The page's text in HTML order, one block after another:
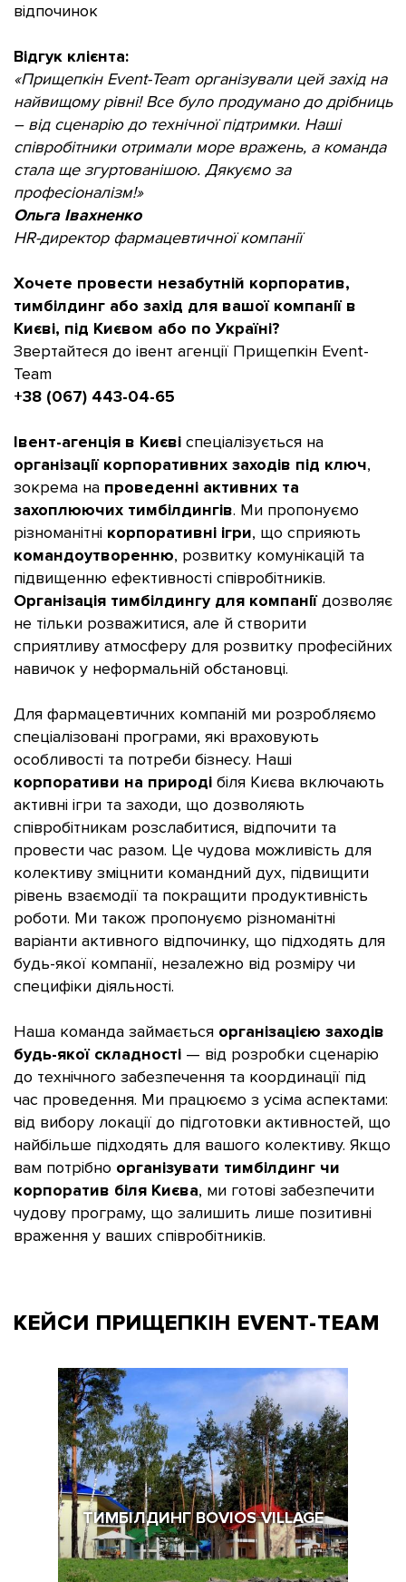
відпочинок
Відгук клієнта:
«Прищепкін Event-Team організували цей захід на
найвищому рівні! Все було продумано до дрібниць
– від сценарію до технічної підтримки. Наші
співробітники отримали море вражень, а команда
стала ще згуртованішою. Дякуємо за
професіоналізм!»
Ольга Івахненко
HR-директор фармацевтичної компанії
Хочете провести незабутній корпоратив,
тимбілдинг або захід для вашої компанії в
Києві, під Києвом або по Україні?
Звертайтеся до івент агенції Прищепкін Event-
Team
+38 (067) 443-04-65
Івент-агенція в Києві спеціалізується на
організації корпоративних заходів під ключ,
зокрема на проведенні активних та
захоплюючих тимбілдингів. Ми пропонуємо
різноманітні корпоративні ігри, що сприяють
командоутворенню, розвитку комунікацій та
підвищенню ефективності співробітників.
Організація тимбілдингу для компаніїдозволяє
не тільки розважитися, але й створити
сприятливу атмосферу для розвитку професійних
навичок у неформальній обстановці.
Для фармацевтичних компаній ми розробляємо
спеціалізовані програми, які враховують
особливості та потреби бізнесу. Наші
корпоративи на природі біля Києва включають
активні ігри та заходи, що дозволяють
співробітникам розслабитися, відпочити та
провести час разом. Це чудова можливість для
колективу зміцнити командний дух, підвищити
рівень взаємодії та покращити продуктивність
роботи. Ми також пропонуємо різноманітні
варіанти активного відпочинку, що підходять для
будь-якої компанії, незалежно від розміру чи
специфіки діяльності.
Наша команда займається організацією заходів
будь-якої складності — від розробки сценарію
до технічного забезпечення та координації під
час проведення. Ми працюємо з усіма аспектами:
від вибору локації до підготовки активностей, що
найбільше підходять для вашого колективу. Якщо
вам потрібно організувати тимбілдинг чи
корпоратив біля Києва, ми готові забезпечити
чудову програму, що залишить лише позитивні
враження у ваших співробітників.
КЕЙСИ ПРИЩЕПКІН EVENT-TEAM
ТИМБІЛДИНГ BOVIOS VILLAGE